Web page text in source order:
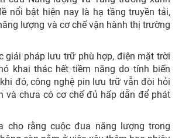
nổi bật hiện nay là hạ tầng truyền tải,
lượng và cơ chế vận hành thị trường
giải pháp lưu trữ phù hợp, điện mặt trời
khai thác hết tiềm năng do tính biến
đó, công nghệ pin lưu trữ vẫn đòi hỏi
và chưa có cơ chế đủ hấp dẫn để phát
cho rằng cuộc đua năng lượng trong